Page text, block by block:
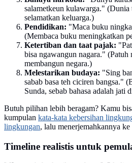
salametkeun kulawarga." (Dunia
selamatkan keluarga.)
Pendidikan: "Maca buku
(Membaca buku meningkatkan
Ketertiban dan taat pajak:
bisa ngawangun nagara." (Patuh
membangun negara.)
Melestarikan budaya: "Sing
sabab basa teh ciciren bangsa."
Sunda, sebab bahasa adalah jati
Butuh pilihan lebih beragam? Kamu
kumpulan kata-kata kebersihan
lingkungan, lalu menerjemahkannya ke
Timeline realistis untuk